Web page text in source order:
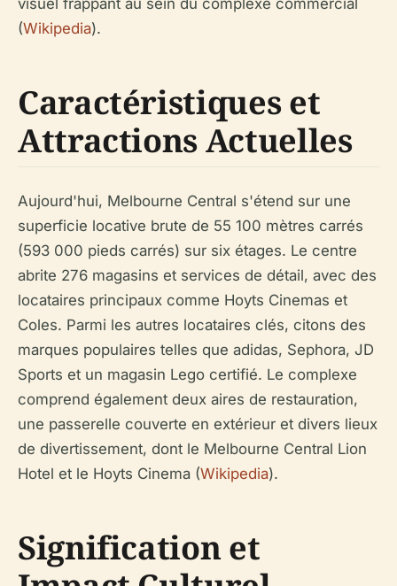
visuel frappant au sein du complexe commercial
(Wikipedia).
Caractéristiques et
Attractions Actuelles
Aujourd'hui, Melbourne Central s'étend sur une
superficie locative brute de 55 100 mètres carrés
(593 000 pieds carrés) sur six étages. Le centre
abrite 276 magasins et services de détail, avec des
locataires principaux comme Hoyts Cinemas et
Coles. Parmi les autres locataires clés, citons des
marques populaires telles que adidas, Sephora, JD
Sports et un magasin Lego certifié. Le complexe
comprend également deux aires de restauration,
une passerelle couverte en extérieur et divers lieux
de divertissement, dont le Melbourne Central Lion
Hotel et le Hoyts Cinema (Wikipedia).
Signification et